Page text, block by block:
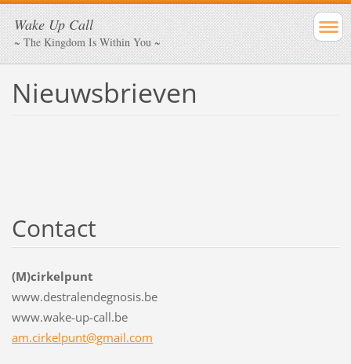
Wake Up Call
~ The Kingdom Is Within You ~
Nieuwsbrieven
Contact
(M)cirkelpunt
www.destralendegnosis.be
www.wake-up-call.be
am.cirkelpunt@gmail.com